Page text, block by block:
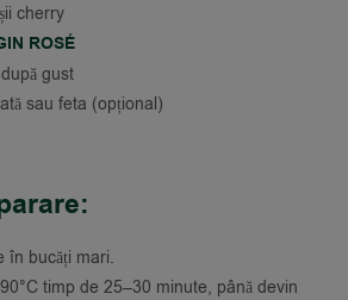
cherry
ROSÉ
gust
sau feta (opțional)
în bucăți mari.
timp de 25–30 minute, până devin